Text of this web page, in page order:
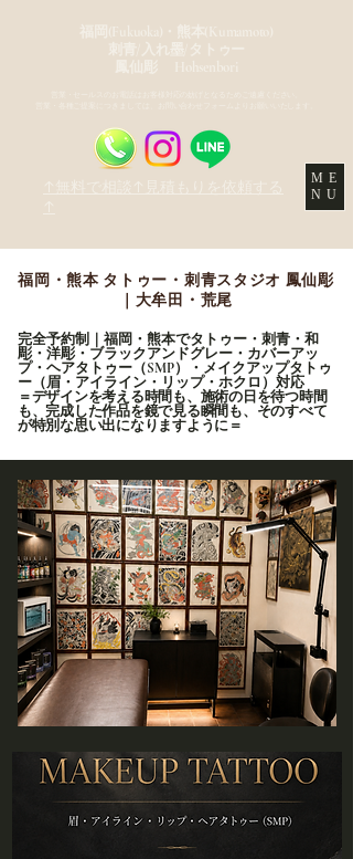
ME
NU
福岡・熊本 タトゥー・刺青スタジオ 鳳仙彫
｜大牟田・荒尾
完全予約制｜福岡・熊本でタトゥー・刺青・和
彫・洋彫・ブラックアンドグレー・カバーアッ
プ・ヘアタトゥー（SMP）・メイクアップタトゥ
ー（眉・アイライン・リップ・ホクロ）対応
＝デザインを考える時間も、施術の日を待つ時間
も、完成した作品を鏡で見る瞬間も、そのすべて
が特別な思い出になりますように＝